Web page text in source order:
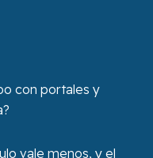
con portales y
vale menos, y el